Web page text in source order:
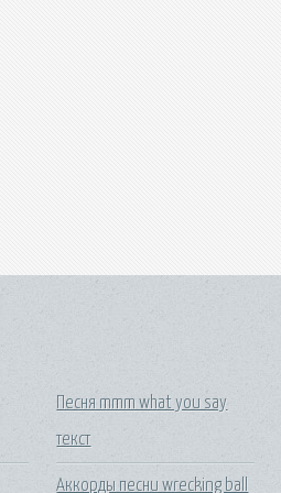
Песня mmm what you say
текст
Аккорды песни wrecking ball